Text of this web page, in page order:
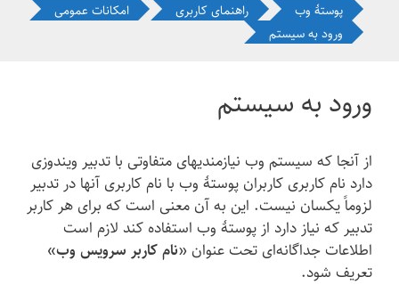
پوستهٔ وب راهنمای کاربری
امکانات عمومی
ورود به سیستم
ورود به سیستم
از آنجا که سیستم وب نیازمندیهای متفاوتی با تدبیر ویندوزی
دارد نام کاربری کاربران پوستهٔ وب با نام کاربری آنها در تدبیر
لزوماً یکسان نیست. این به آن معنی است که برای هر کاربر
تدبیر که نیاز دارد از پوستهٔ وب استفاده کند لازم است
اطلاعات جداگانه‌ای تحت عنوان «نام کاربر سرویس وب»
تعریف شود.